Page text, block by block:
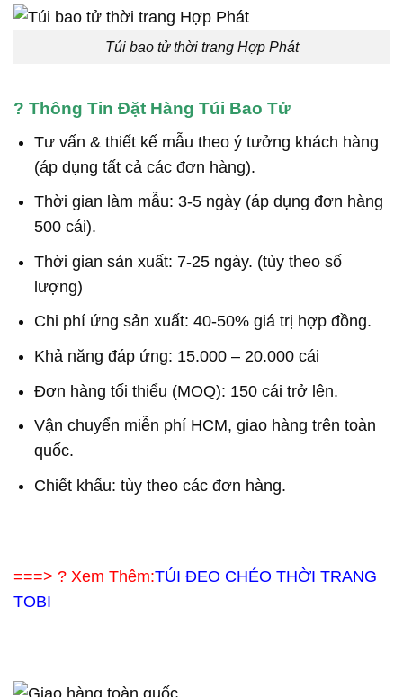
Túi bao tử thời trang Hợp Phát
? Thông Tin Đặt Hàng Túi Bao Tử
Tư vấn & thiết kế mẫu theo ý tưởng khách hàng
(áp dụng tất cả các đơn hàng).
Thời gian làm mẫu: 3-5 ngày (áp dụng đơn hàng
500 cái).
Thời gian sản xuất: 7-25 ngày. (tùy theo số
lượng)
Chi phí ứng sản xuất: 40-50% giá trị hợp đồng.
Khả năng đáp ứng: 15.000 – 20.000 cái
Đơn hàng tối thiểu (MOQ): 150 cái trở lên.
Vận chuyển miễn phí HCM, giao hàng trên toàn
quốc.
Chiết khấu: tùy theo các đơn hàng.
===> ? Xem Thêm:TÚI ĐEO CHÉO THỜI TRANG
TOBI